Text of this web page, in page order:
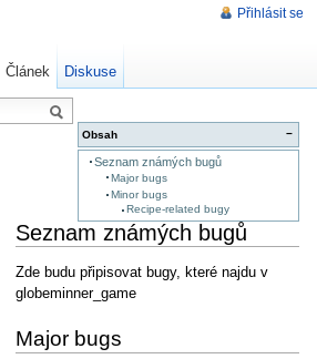
−
Obsah
Seznam známých bugů
Major bugs
Minor bugs
Recipe-related bugy
Seznam známých bugů
Zde budu připisovat bugy, které najdu v
globeminner_game
Major bugs
Přihlásit se
Článek Diskuse
Starší verze